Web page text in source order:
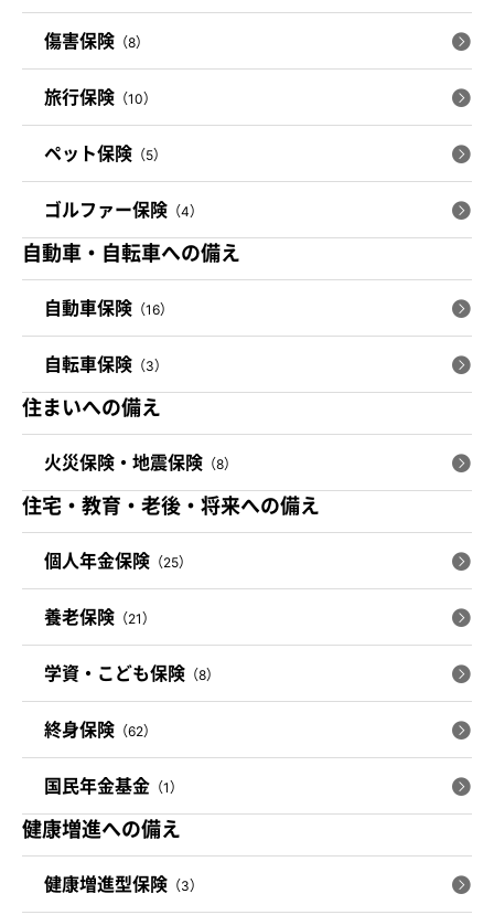
傷害保険 （8）
旅行保険 （10）
ペット保険 （5）
ゴルファー保険 （4）
自動車・自転車への備え
自動車保険 （16）
自転車保険 （3）
住まいへの備え
火災保険・地震保険 （8）
住宅・教育・老後・将来への備え
個人年金保険 （25）
養老保険 （21）
学資・こども保険 （8）
終身保険 （62）
国民年金基金 （1）
健康増進への備え
健康増進型保険 （3）